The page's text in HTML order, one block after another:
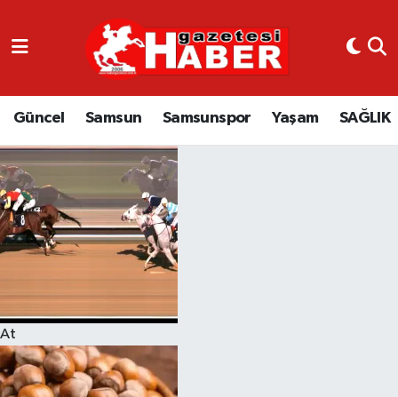
Güncel Samsun Samsunspor Yaşam SAĞLIK
At
GÜNCEL
SAMSUN
SAMSUNSPOR
EKONOMİ
YAŞAM